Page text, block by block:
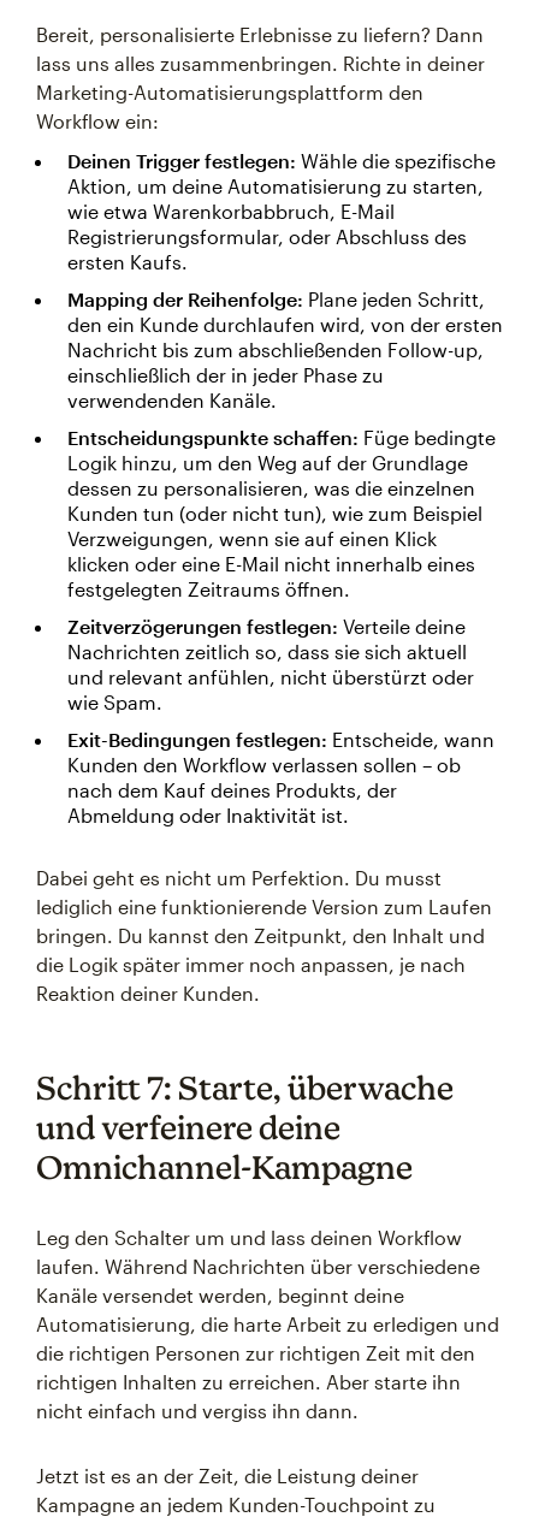
Bereit, personalisierte Erlebnisse zu liefern? Dann
lass uns alles zusammenbringen. Richte in deiner
Marketing-Automatisierungsplattform den
Workflow ein:
Deinen Trigger festlegen: Wähle die spezifische
Aktion, um deine Automatisierung zu starten,
wie etwa Warenkorbabbruch, E-Mail
Registrierungsformular, oder Abschluss des
ersten Kaufs.
Mapping der Reihenfolge: Plane jeden Schritt,
den ein Kunde durchlaufen wird, von der ersten
Nachricht bis zum abschließenden Follow-up,
einschließlich der in jeder Phase zu
verwendenden Kanäle.
Entscheidungspunkte schaffen: Füge bedingte
Logik hinzu, um den Weg auf der Grundlage
dessen zu personalisieren, was die einzelnen
Kunden tun (oder nicht tun), wie zum Beispiel
Verzweigungen, wenn sie auf einen Klick
klicken oder eine E-Mail nicht innerhalb eines
festgelegten Zeitraums öffnen.
Zeitverzögerungen festlegen: Verteile deine
Nachrichten zeitlich so, dass sie sich aktuell
und relevant anfühlen, nicht überstürzt oder
wie Spam.
Exit-Bedingungen festlegen: Entscheide, wann
Kunden den Workflow verlassen sollen – ob
nach dem Kauf deines Produkts, der
Abmeldung oder Inaktivität ist.
Dabei geht es nicht um Perfektion. Du musst
lediglich eine funktionierende Version zum Laufen
bringen. Du kannst den Zeitpunkt, den Inhalt und
die Logik später immer noch anpassen, je nach
Reaktion deiner Kunden.
Schritt 7: Starte, überwache
und verfeinere deine
Omnichannel-Kampagne
Leg den Schalter um und lass deinen Workflow
laufen. Während Nachrichten über verschiedene
Kanäle versendet werden, beginnt deine
Automatisierung, die harte Arbeit zu erledigen und
die richtigen Personen zur richtigen Zeit mit den
richtigen Inhalten zu erreichen. Aber starte ihn
nicht einfach und vergiss ihn dann.
Jetzt ist es an der Zeit, die Leistung deiner
Kampagne an jedem Kunden-Touchpoint zu